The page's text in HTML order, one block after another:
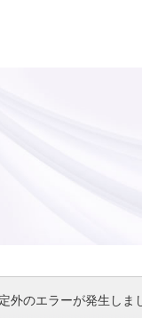
外のエラーが発生し